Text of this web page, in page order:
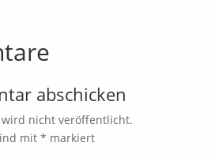
abschicken
wird nicht veröffentlicht.
mit * markiert